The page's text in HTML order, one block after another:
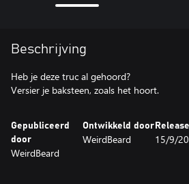
Beschrijving
Heb je deze truc al gehoord?
Versier je baksteen, zoals het hoort.
Gepubliceerd
door
WeirdBeard
Ontwikkeld door
WeirdBeard 15/9/